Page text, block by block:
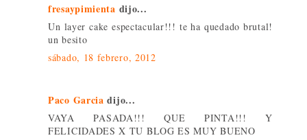
fresaypimienta dijo...
Un layer cake espectacular!!! te ha quedado brutal!
un besito
sábado, 18 febrero, 2012
Paco Garcia dijo...
VAYA PASADA!!! QUE PINTA!!! Y
FELICIDADES X TU BLOG ES MUY BUENO